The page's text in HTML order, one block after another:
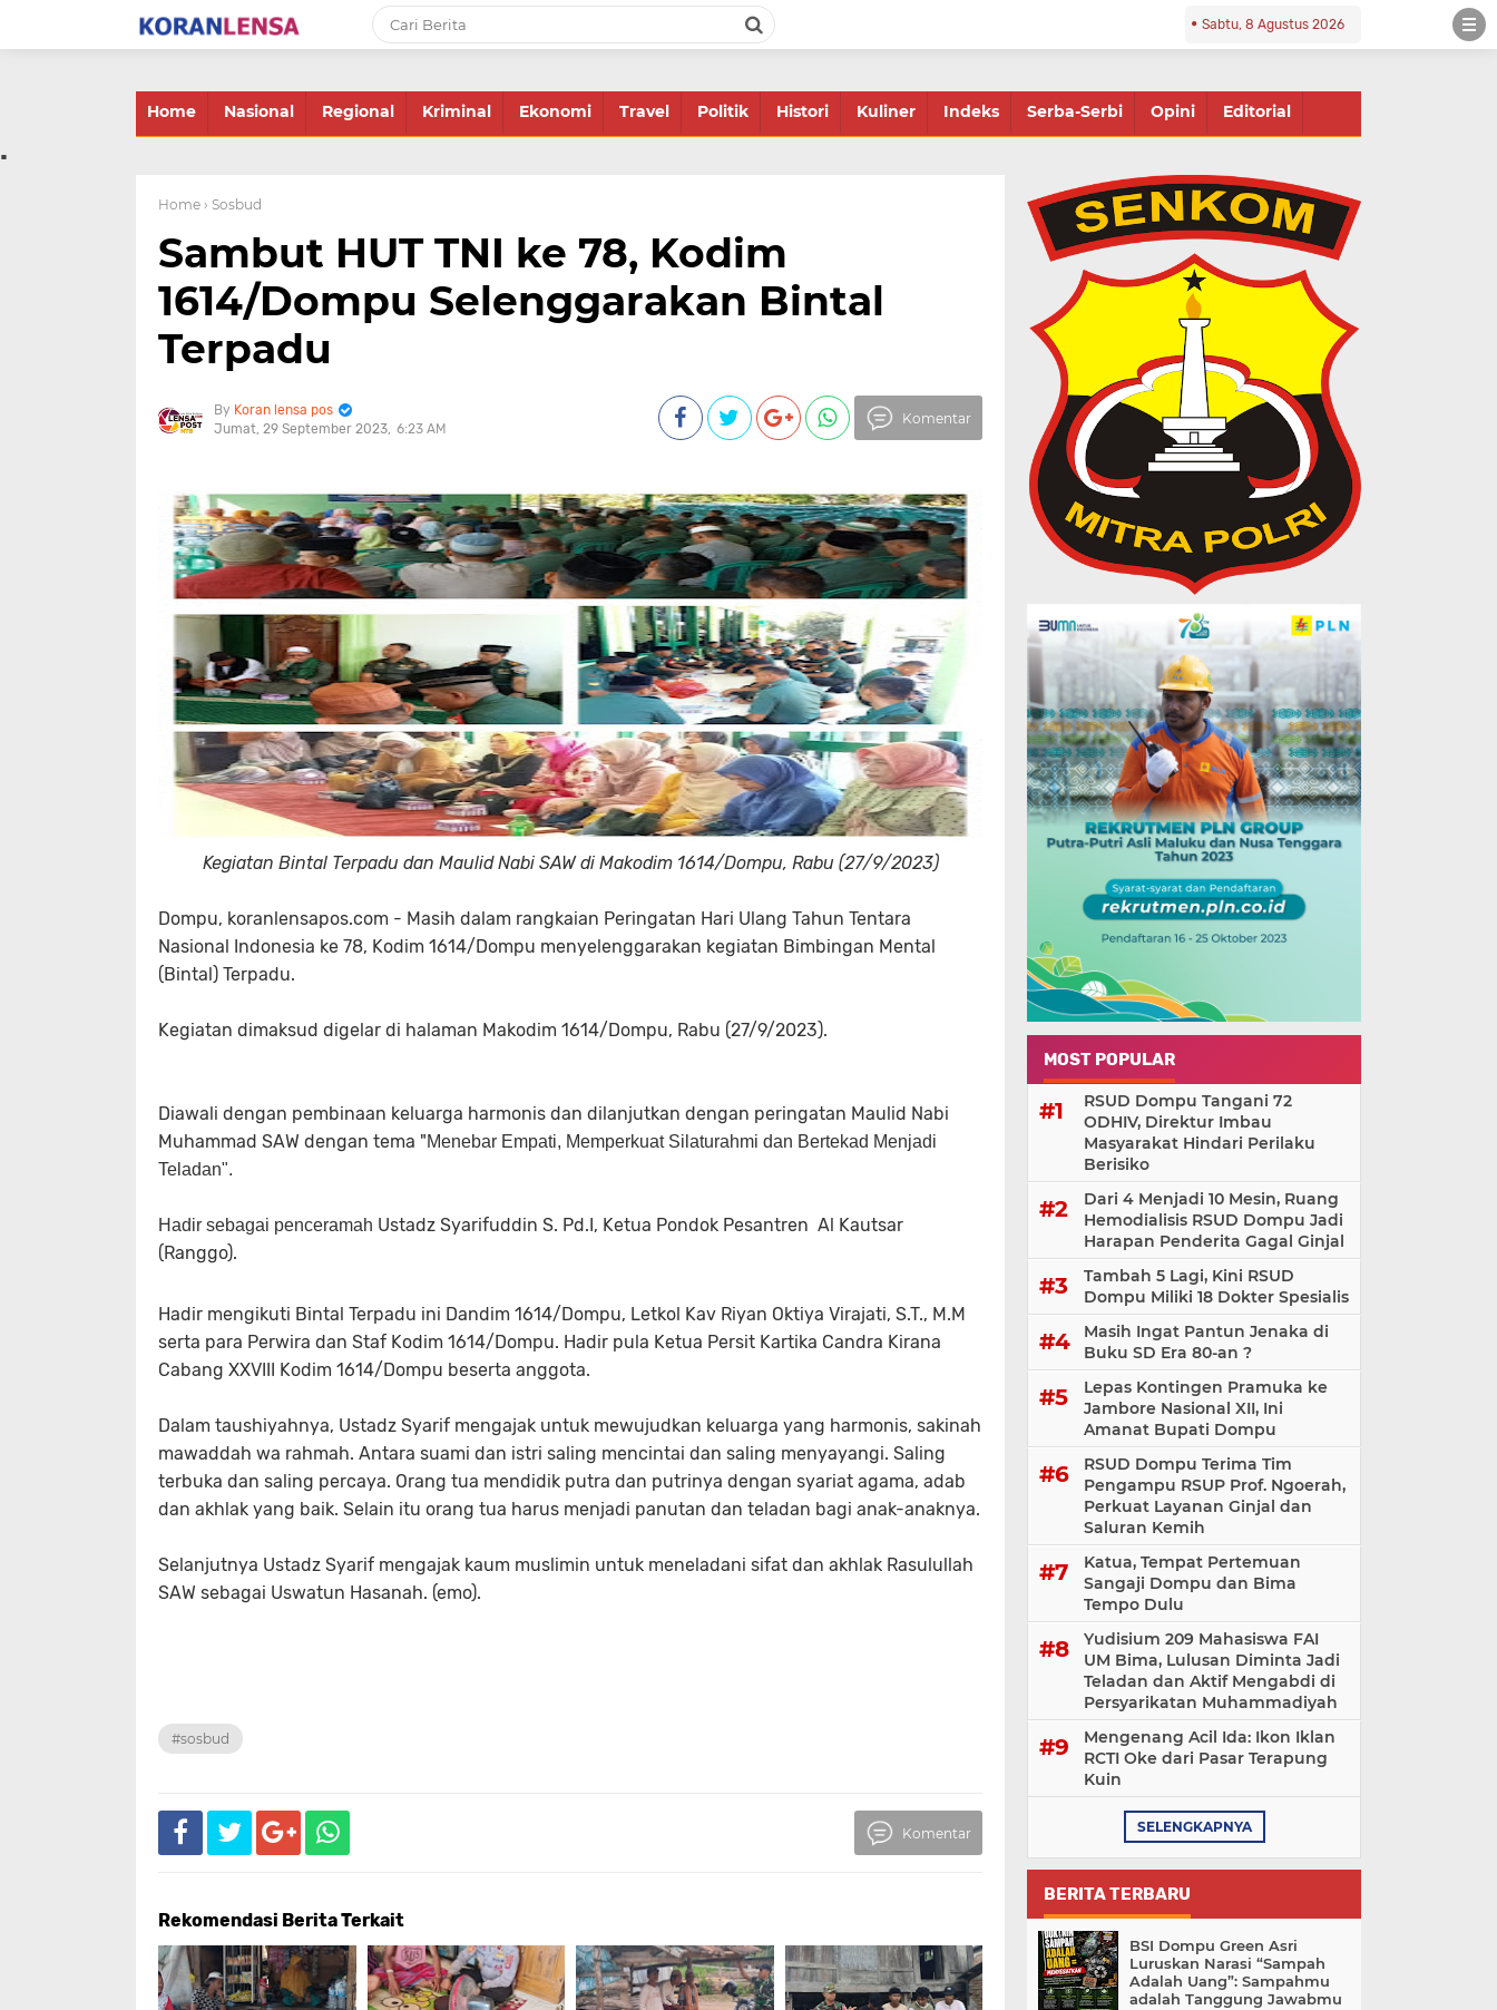
Sabtu, 8 Agustus 2026
Home Nasional Regional Kriminal Ekonomi Travel Politik Histori Kuliner Indeks Serba-Serbi Opini Editorial
.
Home › Sosbud
Sambut HUT TNI ke 78, Kodim
1614/Dompu Selenggarakan Bintal
Terpadu
Koran lensa pos
Jumat, 29 September 2023 6:23 AM
Komentar
Kegiatan Bintal Terpadu dan Maulid Nabi SAW di Makodim 1614/Dompu, Rabu (27/9/2023)
Dompu, koranlensapos.com - Masih dalam rangkaian Peringatan Hari Ulang Tahun Tentara
Nasional Indonesia ke 78, Kodim 1614/Dompu menyelenggarakan kegiatan Bimbingan Mental
(Bintal) Terpadu.
Kegiatan dimaksud digelar di halaman Makodim 1614/Dompu, Rabu (27/9/2023).
Diawali dengan pembinaan keluarga harmonis dan dilanjutkan dengan peringatan Maulid Nabi
Muhammad SAW dengan tema "Menebar Empati, Memperkuat Silaturahmi dan Bertekad Menjadi
Teladan".
Hadir sebagai penceramah Ustadz Syarifuddin S. Pd.I, Ketua Pondok Pesantren Al Kautsar
(Ranggo).
Hadir mengikuti Bintal Terpadu ini Dandim 1614/Dompu, Letkol Kav Riyan Oktiya Virajati, S.T., M.M
serta para Perwira dan Staf Kodim 1614/Dompu. Hadir pula Ketua Persit Kartika Candra Kirana
Cabang XXVIII Kodim 1614/Dompu beserta anggota.
Dalam taushiyahnya, Ustadz Syarif mengajak untuk mewujudkan keluarga yang harmonis, sakinah
mawaddah wa rahmah. Antara suami dan istri saling mencintai dan saling menyayangi. Saling
terbuka dan saling percaya. Orang tua mendidik putra dan putrinya dengan syariat agama, adab
dan akhlak yang baik. Selain itu orang tua harus menjadi panutan dan teladan bagi anak-anaknya.
Selanjutnya Ustadz Syarif mengajak kaum muslimin untuk meneladani sifat dan akhlak Rasulullah
SAW sebagai Uswatun Hasanah. (emo).
#sosbud
Komentar
Rekomendasi Berita Terkait
MOST POPULAR
RSUD Dompu Tangani 72
ODHIV, Direktur Imbau
Masyarakat Hindari Perilaku
Berisiko
Dari 4 Menjadi 10 Mesin, Ruang
Hemodialisis RSUD Dompu Jadi
Harapan Penderita Gagal Ginjal
Tambah 5 Lagi, Kini RSUD
Dompu Miliki 18 Dokter Spesialis
Masih Ingat Pantun Jenaka di
Buku SD Era 80-an ?
Lepas Kontingen Pramuka ke
Jambore Nasional XII, Ini
Amanat Bupati Dompu
RSUD Dompu Terima Tim
Pengampu RSUP Prof. Ngoerah,
Perkuat Layanan Ginjal dan
Saluran Kemih
Katua, Tempat Pertemuan
Sangaji Dompu dan Bima
Tempo Dulu
Yudisium 209 Mahasiswa FAI
UM Bima, Lulusan Diminta Jadi
Teladan dan Aktif Mengabdi di
Persyarikatan Muhammadiyah
Mengenang Acil Ida: Ikon Iklan
RCTI Oke dari Pasar Terapung
Kuin
SELENGKAPNYA
BERITA TERBARU
BSI Dompu Green Asri
Luruskan Narasi “Sampah
Adalah Uang”: Sampahmu
adalah Tanggung Jawabmu